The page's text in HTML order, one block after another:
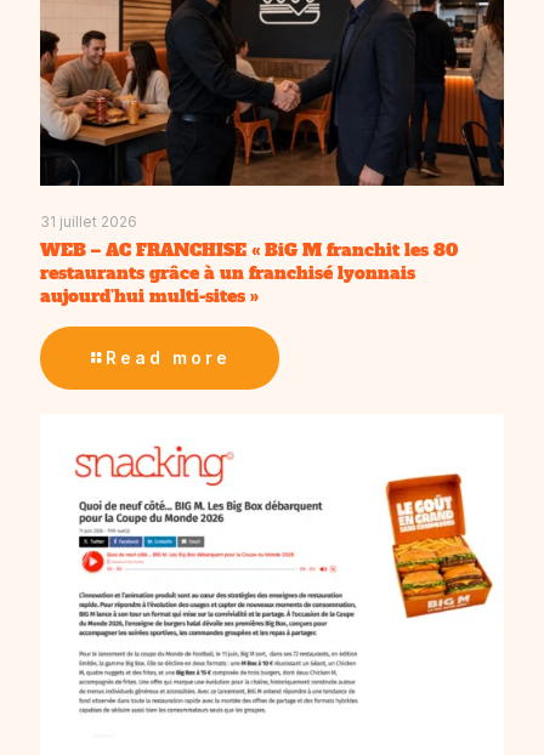
31 juillet 2026
WEB – AC FRANCHISE « BiG M franchit les 80
restaurants grâce à un franchisé lyonnais
aujourd’hui multi-sites »
Read more